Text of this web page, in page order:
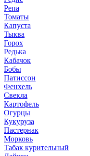
Репа
Томаты
Капуста
Тыква
Горох
Редька
Кабачок
Бобы
Патиссон
Фенхель
Свекла
Картофель
Огурцы
Кукуруза
Пастернак
Морковь
Табак курительный